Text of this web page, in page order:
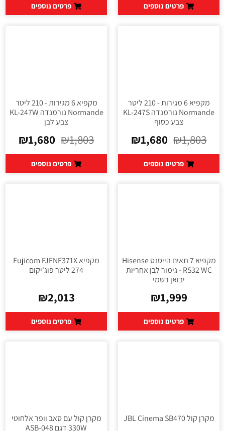
פרטים נוספים פרטים נוספים
מקפיא 6 מגירות - 210 ליטר
Normande נורמנדה KL-247S
צבע כסוף
₪1,803
₪1,680
פרטים נוספים
מקפיא 6 מגירות - 210 ליטר
Normande נורמנדה KL-247W
צבע לבן
₪1,803
₪1,680
פרטים נוספים
מקפיא 7 תאים הייסנס Hisense
RS32 WC - גימור לבן אחריות
יבואן רשמי
₪1,999
פרטים נוספים
מקפיא Fujicom FJFNF371X
₪2,013
פרטים נוספים
מקרן קול JBL Cinema SB470
מקרן קול עם סאב וופר אלחוטי
330W דגם ASB-048